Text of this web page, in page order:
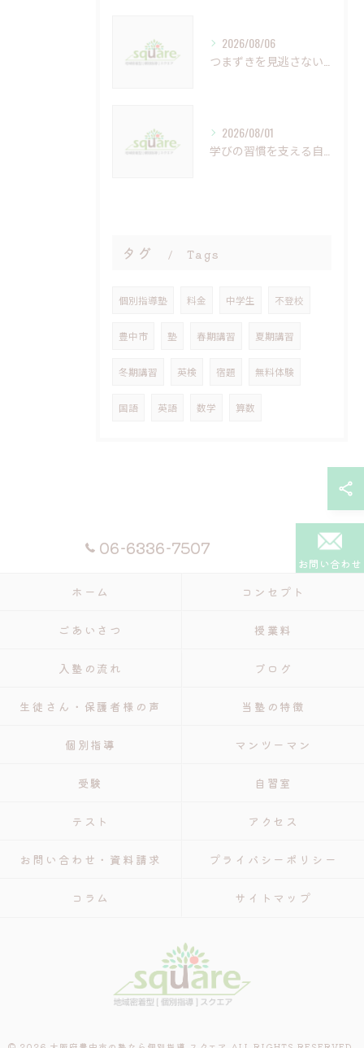
2026/08/06
2026/08/01
タグ Tags
個別指導塾 料金 中学生 不登校
豊中市 塾 春期講習 夏期講習
冬期講習 英検 宿題 無料体験
国語 英語 数学 算数
06-6336-7507
お問い合わせ
ホーム コンセプト
ごあいさつ 授業料
入塾の流れ ブログ
生徒さん・保護者様の声 当塾の特徴
個別指導 マンツーマン
受験 自習室
テスト アクセス
お問い合わせ・資料請求 プライバシーポリシー
コラム サイトマップ